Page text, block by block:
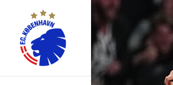
hovedindhold